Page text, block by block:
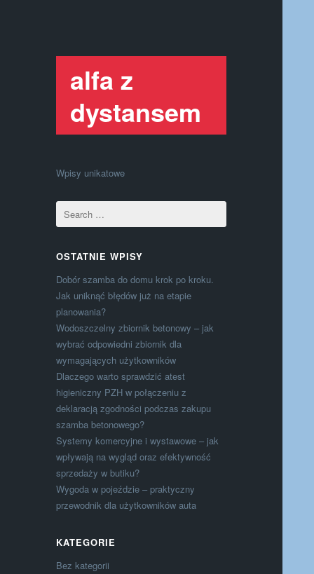
alfa z
dystansem
Wpisy unikatowe
OSTATNIE WPISY
Dobór szamba do domu krok po kroku.
Jak uniknąć błędów już na etapie
planowania?
Wodoszczelny zbiornik betonowy – jak
wybrać odpowiedni zbiornik dla
wymagających użytkowników
Dlaczego warto sprawdzić atest
higieniczny PZH w połączeniu z
deklaracją zgodności podczas zakupu
szamba betonowego?
Systemy komercyjne i wystawowe – jak
wpływają na wygląd oraz efektywność
sprzedaży w butiku?
Wygoda w pojeździe – praktyczny
przewodnik dla użytkowników auta
KATEGORIE
Bez kategorii